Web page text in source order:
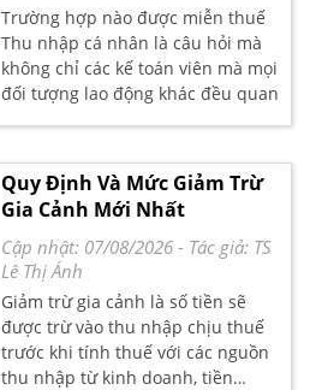
Trường hợp nào được miễn thuế
Thu nhập cá nhân là câu hỏi mà
không chỉ các kế toán viên mà mọi
đối tượng lao động khác đều quan
nhập cá nhân theo điều 4 của Luật
Thuế TNCN, có hiệu chỉnh từ 2014
để mọi người nắm bắt.
Quy Định Và Mức Giảm Trừ
Gia Cảnh Mới Nhất
Cập nhật: 07/08/2026 - Tác giả: TS
Lê Thị Ánh
Giảm trừ gia cảnh là số tiền sẽ
được trừ vào thu nhập chịu thuế
trước khi tính thuế với các nguồn
thu nhập từ kinh doanh, tiền